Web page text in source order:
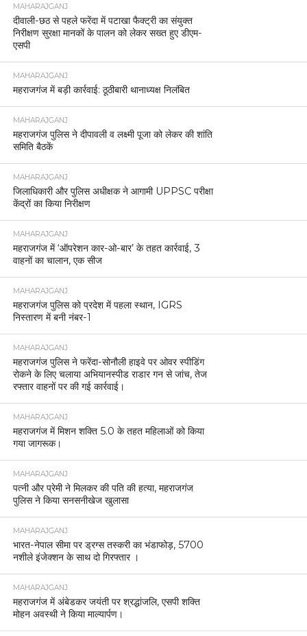
MAHARAJGANJ
दीवाली-छठ से पहले फरेंदा में पटाखा फैक्ट्री का संयुक्त
निरीक्षण सुरक्षा मानकों के पालन को लेकर सख्त हुए डीएम-
एसपी
MAHARAJGANJ
महराजगंज में बड़ी कार्रवाई: ठूठीबारी थानाध्यक्ष निलंबित
MAHARAJGANJ
महराजगंज पुलिस ने दीपावली व लक्ष्मी पूजा को लेकर की शांति
समिति बैठकें
MAHARAJGANJ
जिलाधिकारी और पुलिस अधीक्षक ने आगामी UPPSC परीक्षा
केंद्रों का किया निरीक्षण
MAHARAJGANJ
महराजगंज में ‘ऑपरेशन कार-ओ-बार’ के तहत कार्रवाई, 3
वाहनों का चालान, एक सीज
MAHARAJGANJ
महराजगंज पुलिस को प्रदेश में पहला स्थान, IGRS
निस्तारण में बनी नंबर-1
MAHARAJGANJ
महराजगंज पुलिस ने फरेंदा-सोनौली हाइवे पर ओवर स्पीडिंग
रोकने के लिए चलाया अभियानस्पीड राडार गन से जांच, तेज
रफ्तार वाहनों पर की गई कार्रवाई।
MAHARAJGANJ
महराजगंज में मिशन शक्ति 5.0 के तहत महिलाओं को किया
गया जागरूक।
MAHARAJGANJ
पत्नी और प्रेमी ने मिलकर की पति की हत्या, महराजगंज
पुलिस ने किया सनसनीखेज खुलासा
MAHARAJGANJ
भारत-नेपाल सीमा पर ड्रग्स तस्करी का भंडाफोड़, 5700
नशीले इंजेक्शन के साथ दो गिरफ्तार ।
MAHARAJGANJ
महराजगंज में अंबेडकर जयंती पर श्रद्धांजलि, एसपी शक्ति
मोहन अवस्थी ने किया माल्यार्पण।